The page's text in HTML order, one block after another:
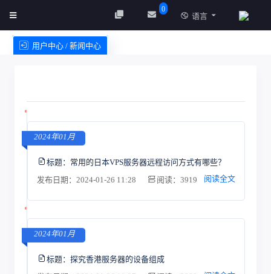
0
语言
用户中心 / 新闻中心
2024年01月
标题： 常用的日本VPS服务器远程访问方式有哪些？
发布日期：2024-01-26 11:28
阅读：3919 阅读全文
2024年01月
标题： 探究香港服务器的设备组成